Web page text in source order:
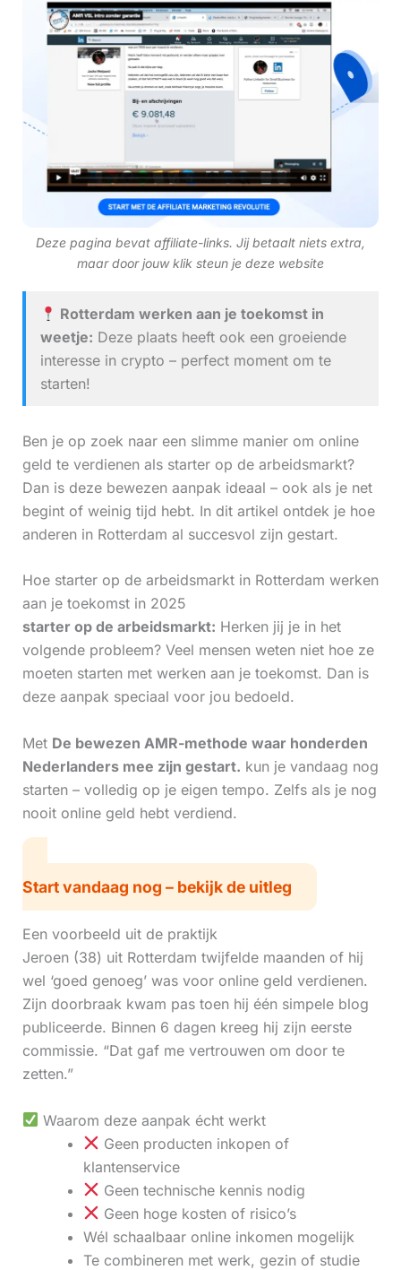
Deze pagina bevat affiliate-links. Jij betaalt niets extra,
maar door jouw klik steun je deze website
Rotterdam werken aan je toekomst in
weetje: Deze plaats heeft ook een groeiende
interesse in crypto – perfect moment om te
starten!
Ben je op zoek naar een slimme manier om online
geld te verdienen als starter op de arbeidsmarkt?
Dan is deze bewezen aanpak ideaal – ook als je net
begint of weinig tijd hebt. In dit artikel ontdek je hoe
anderen in Rotterdam al succesvol zijn gestart.
Hoe starter op de arbeidsmarkt in Rotterdam werken
aan je toekomst in 2025
starter op de arbeidsmarkt: Herken jij je in het
volgende probleem? Veel mensen weten niet hoe ze
moeten starten met werken aan je toekomst. Dan is
deze aanpak speciaal voor jou bedoeld.
Met De bewezen AMR-methode waar honderden
Nederlanders mee zijn gestart. kun je vandaag nog
starten – volledig op je eigen tempo. Zelfs als je nog
nooit online geld hebt verdiend.
Start vandaag nog – bekijk de uitleg
Een voorbeeld uit de praktijk
Jeroen (38) uit Rotterdam twijfelde maanden of hij
wel ‘goed genoeg’ was voor online geld verdienen.
Zijn doorbraak kwam pas toen hij één simpele blog
publiceerde. Binnen 6 dagen kreeg hij zijn eerste
commissie. “Dat gaf me vertrouwen om door te
zetten.”
Waarom deze aanpak écht werkt
Geen producten inkopen of
klantenservice
Geen technische kennis nodig
Geen hoge kosten of risico’s
Wél schaalbaar online inkomen mogelijk
Te combineren met werk, gezin of studie